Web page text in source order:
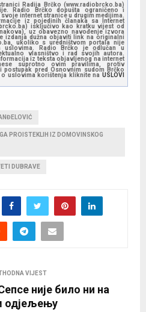
Radija Brčko (www.radiobrcko.ba)
Radio Brčko dopušta ograničeno i
internet stranice u drugim medijima.
iz pojedinih članaka sa Internet
isključivo kao kratku vijest od
uz obavezno navođenje izvora
izdanja dužna objaviti link na originalni
ukoliko s uredništvom portala nije
uslovima. Radio Brčko je odlučan u
vlasništvo i rad svojih autora.
iz teksta objavljenog na internet
suprotno ovim pravilima, protiv
pred Osnovnim sudom Brčko
uslovima korištenja kliknite na USLOVI
PROISTEKLIH IZ DOMOVINSKOG
DUBRAVE
VIJEST
није било ни на
одјељењу